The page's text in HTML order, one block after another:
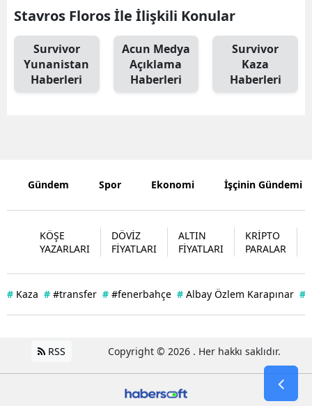
Hatay
Isparta
Kastamonu
Kayseri
Kırşehir
Konya
Kütahya
Stavros Floros İle İlişkili Konular
Survivor
Yunanistan
Haberleri
Acun Medya
Açıklama
Haberleri
Survivor
Kaza
Haberleri
Gündem Spor Ekonomi İşçinin Gündemi
KÖŞE
YAZARLARI
DÖVİZ
FİYATLARI
ALTIN
FİYATLARI
KRİPTO
PARALAR
# Kaza # #transfer # #fenerbahçe # Albay Özlem Karapınar #
RSS Copyright © 2026 . Her hakkı saklıdır.